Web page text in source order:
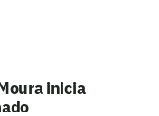
inicia